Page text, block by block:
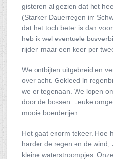
gisteren al gezien dat het
(Starker Dauerregen im
dat het toch beter is dan
heb ik wel eventuele
rijden maar een keer per
We ontbijten uitgebreid en
over acht. Gekleed in
we er tegenaan. We lopen
door de bossen. Leuke
mooie boerderijen.
Het gaat enorm tekeer. Hoe
harder de regen en de wind,
kleine waterstroompjes.